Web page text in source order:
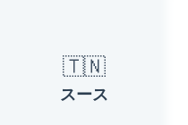
🇹🇳
スース